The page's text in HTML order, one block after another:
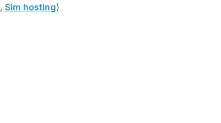
, Sim hosting)